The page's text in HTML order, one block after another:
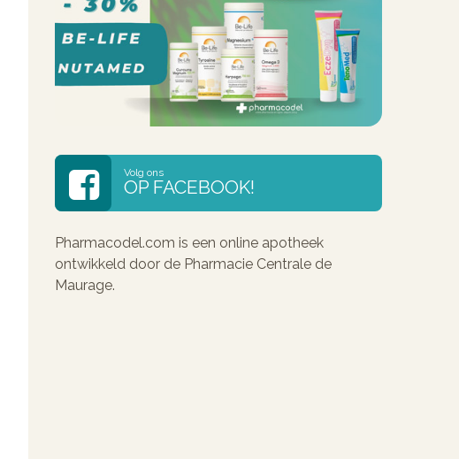
Volg ons
OP FACEBOOK!
Pharmacodel.com is een online apotheek
ontwikkeld door de Pharmacie Centrale de
Maurage.